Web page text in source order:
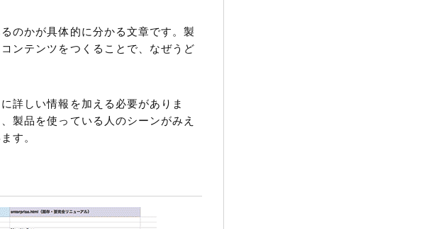
のかが具体的に分かる文章です。製
ンテンツをつくることで、なぜうど
詳しい情報を加える必要がありま
製品を使っている人のシーンがみえ
す。